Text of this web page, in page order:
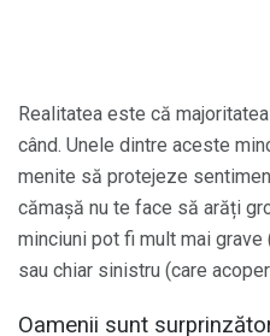
Realitatea este că
când. Unele dintre aceste
menite să protejeze
cămașă nu te face să arăți
minciuni pot fi mult mai grave
sau chiar sinistru (care
Oamenii sunt